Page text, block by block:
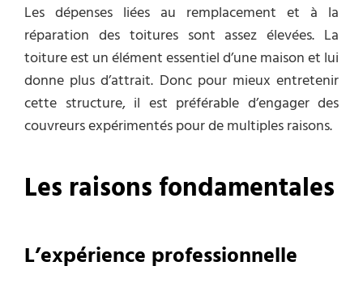
Les dépenses liées au remplacement et à la
réparation des toitures sont assez élevées. La
toiture est un élément essentield’unemaisonet lui
donne plus d’attrait. Donc pour mieux entretenir
cette structure, il est préférable d’engager des
couvreurs expérimentés pour de multiples raisons.
Les raisons fondamentales
L’expérience professionnelle